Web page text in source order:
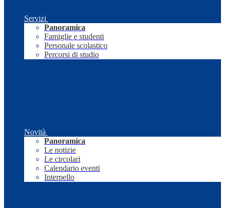
Servizi
Panoramica
Famiglie e studenti
Personale scolastico
Percorsi di studio
Novità
Panoramica
Le notizie
Le circolari
Calendario eventi
Interpello